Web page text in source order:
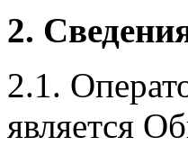
2.
2.1.
является